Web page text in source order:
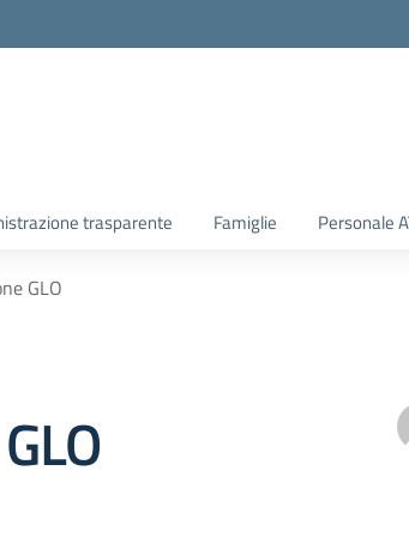
trasparente Famiglie Personale
GLO